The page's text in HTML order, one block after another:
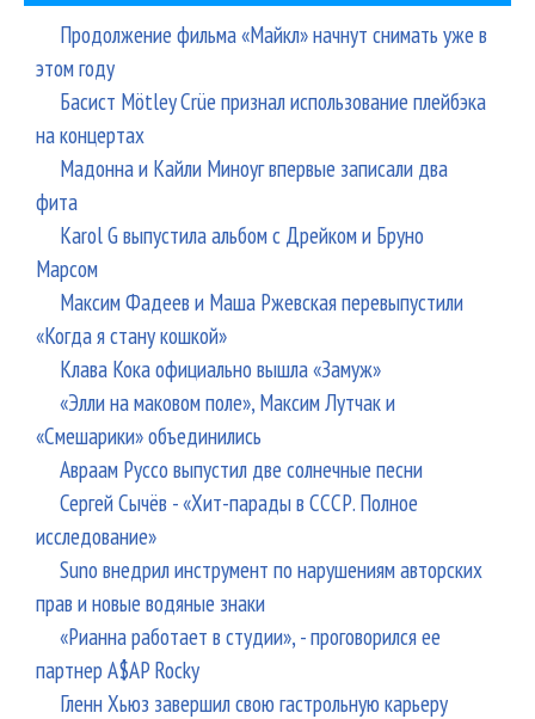
Продолжение фильма «Майкл» начнут снимать уже в
этом году
Басист Mötley Crüe признал использование плейбэка
на концертах
Мадонна и Кайли Миноуг впервые записали два
фита
Karol G выпустила альбом с Дрейком и Бруно
Марсом
Максим Фадеев и Маша Ржевская перевыпустили
«Когда я стану кошкой»
Клава Кока официально вышла «Замуж»
«Элли на маковом поле», Максим Лутчак и
«Смешарики» объединились
Авраам Руссо выпустил две солнечные песни
Сергей Сычёв - «Хит-парады в СССР. Полное
исследование»
Suno внедрил инструмент по нарушениям авторских
прав и новые водяные знаки
«Рианна работает в студии», - проговорился ее
партнер A$AP Rocky
Гленн Хьюз завершил свою гастрольную карьеру